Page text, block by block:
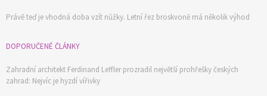
Právě teď je vhodná doba vzít nůžky. Letní řez broskvoně má několik výhod
DOPORUČENÉ ČLÁNKY
Zahradní architekt Ferdinand Leffler prozradil největší prohřešky českých
zahrad: Nejvíc je hyzdí vířivky